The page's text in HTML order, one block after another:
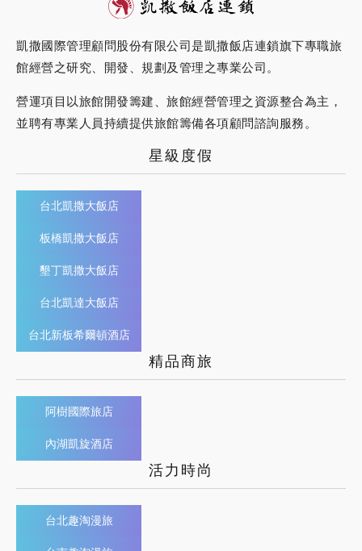
凱撒國際管理顧問股份有限公司是凱撒飯店連鎖旗下專職旅
館經營之研究、開發、規劃及管理之專業公司。
營運項目以旅館開發籌建、旅館經營管理之資源整合為主，
並聘有專業人員持續提供旅館籌備各項顧問諮詢服務。
星級度假
台北凱撒大飯店
板橋凱撒大飯店
墾丁凱撒大飯店
台北凱達大飯店
台北新板希爾頓酒店
精品商旅
阿樹國際旅店
內湖凱旋酒店
活力時尚
台北趣淘漫旅